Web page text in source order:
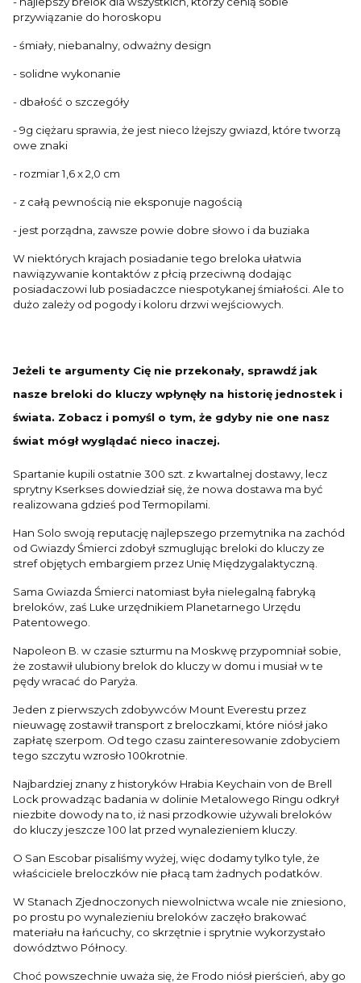
przywiązanie do horoskopu
- śmiały, niebanalny, odważny design
- solidne wykonanie
- dbałość o szczegóły
- 9g ciężaru sprawia, że jest nieco lżejszy gwiazd, które tworzą
owe znaki
- rozmiar 1,6 x 2,0 cm
- z całą pewnością nie eksponuje nagością
- jest porządna, zawsze powie dobre słowo i da buziaka
W niektórych krajach posiadanie tego breloka ułatwia
nawiązywanie kontaktów z płcią przeciwną dodając
posiadaczowi lub posiadaczce niespotykanej śmiałości. Ale to
dużo zależy od pogody i koloru drzwi wejściowych.
Jeżeli te argumenty Cię nie przekonały, sprawdź jak
nasze breloki do kluczy wpłynęły na historię jednostek i
świata. Zobacz i pomyśl o tym, że gdyby nie one nasz
świat mógł wyglądać nieco inaczej.
Spartanie kupili ostatnie 300 szt. z kwartalnej dostawy, lecz
sprytny Kserkses dowiedział się, że nowa dostawa ma być
realizowana gdzieś pod Termopilami.
Han Solo swoją reputację najlepszego przemytnika na zachód
od Gwiazdy Śmierci zdobył szmuglując breloki do kluczy ze
stref objętych embargiem przez Unię Międzygalaktyczną.
Sama Gwiazda Śmierci natomiast była nielegalną fabryką
breloków, zaś Luke urzędnikiem Planetarnego Urzędu
Patentowego.
Napoleon B. w czasie szturmu na Moskwę przypomniał sobie,
że zostawił ulubiony brelok do kluczy w domu i musiał w te
pędy wracać do Paryża.
Jeden z pierwszych zdobywców Mount Everestu przez
nieuwagę zostawił transport z breloczkami, które niósł jako
zapłatę szerpom. Od tego czasu zainteresowanie zdobyciem
tego szczytu wzrosło 100krotnie.
Najbardziej znany z historyków Hrabia Keychain von de Brell
Lock prowadząc badania w dolinie Metalowego Ringu odkrył
niezbite dowody na to, iż nasi przodkowie używali breloków
do kluczy jeszcze 100 lat przed wynalezieniem kluczy.
O San Escobar pisaliśmy wyżej, więc dodamy tylko tyle, że
właściciele breloczków nie płacą tam żadnych podatków.
W Stanach Zjednoczonych niewolnictwa wcale nie zniesiono,
po prostu po wynalezieniu breloków zaczęło brakować
materiału na łańcuchy, co skrzętnie i sprytnie wykorzystało
dowództwo Północy.
Choć powszechnie uważa się, że Frodo niósł pierścień, aby go